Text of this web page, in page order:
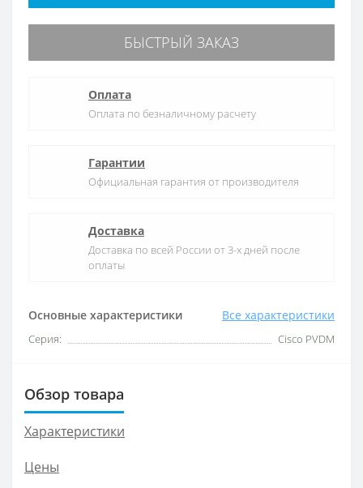
Основные характеристики Все характеристики
Серия: Cisco PVDM
БЫСТРЫЙ ЗАКАЗ
Оплата
Оплата по безналичному расчету
Гарантии
Официальная гарантия от производителя
Доставка
Доставка по всей России от 3-х дней после
оплаты
Обзор товара
Характеристики
Цены